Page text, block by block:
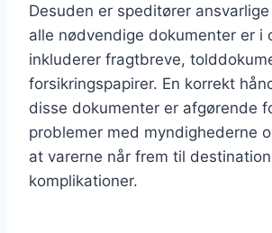
Desuden er speditører
alle nødvendige dokumenter er i
inkluderer fragtbreve,
forsikringspapirer. En korrekt
disse dokumenter er afgørende
problemer med myndighederne
at varerne når frem til
komplikationer.